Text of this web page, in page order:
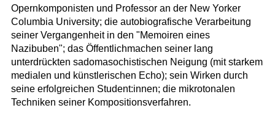
Opernkomponisten und Professor an der New Yorker
Columbia University; die autobiografische Verarbeitung
seiner Vergangenheit in den "Memoiren eines
Nazibuben"; das Öffentlichmachen seiner lang
unterdrückten sadomasochistischen Neigung (mit starkem
medialen und künstlerischen Echo); sein Wirken durch
seine erfolgreichen Student:innen; die mikrotonalen
Techniken seiner Kompositionsverfahren.